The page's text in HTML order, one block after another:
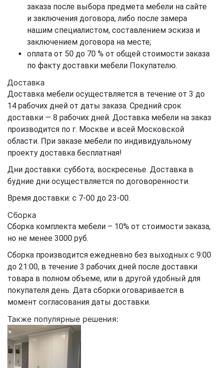
заказа после выбора предмета мебели на сайте
и заключения договора, либо после замера
нашим специалистом, составлением эскиза и
заключением договора на месте;
оплата от 50 до 70 % от общей стоимости заказа
по факту доставки мебели Покупателю.
Доставка
Доставка мебели осуществляется в течение от 3 до
14 рабочих дней от даты заказа. Средний срок
доставки — 8 рабочих дней. Доставка мебели на заказ
производится по г. Москве и всей Московской
области. При заказе мебели по индивидуальному
проекту доставка бесплатная!
Дни доставки: суббота, воскресенье. Доставка в
будние дни осуществляется по договоренности.
Время доставки: с 7-00 до 23-00.
Сборка
Сборка комплекта мебели – 10% от стоимости заказа,
но не менее 3000 руб.
Сборка производится ежедневно без выходных с 9:00
до 21:00, в течение 3 рабочих дней после доставки
товара в полном объеме, или в другой удобный для
покупателя день. Дата сборки оговаривается в
момент согласования даты доставки.
Также популярные решения: